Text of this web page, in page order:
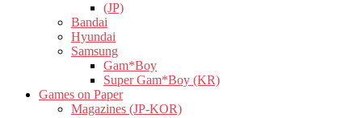
(JP)
Bandai
Hyundai
Samsung
Gam*Boy
Super Gam*Boy (KR)
Games on Paper
Magazines (JP-KOR)